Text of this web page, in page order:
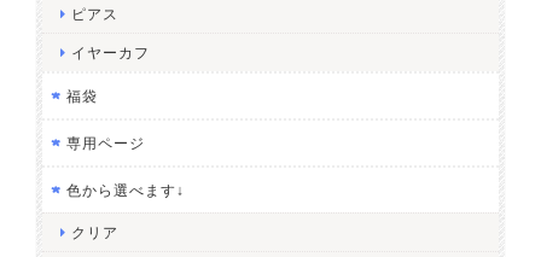
ピアス
イヤーカフ
福袋
専用ページ
色から選べます↓
クリア